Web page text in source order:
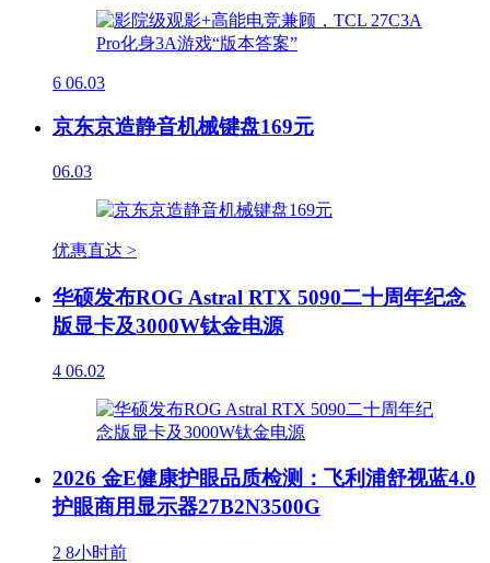
6 06.03
京东京造静音机械键盘169元
06.03
优惠直达 >
华硕发布ROG Astral RTX 5090二十周年纪念
版显卡及3000W钛金电源
4 06.02
2026 金E健康护眼品质检测：飞利浦舒视蓝4.0
护眼商用显示器27B2N3500G
2 8小时前